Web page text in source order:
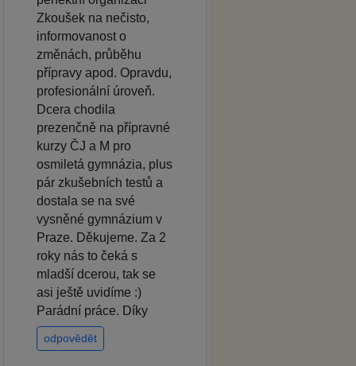
Zkoušek na nečisto,
informovanost o
změnách, průběhu
přípravy apod. Opravdu,
profesionální úroveň.
Dcera chodila
prezenčně na přípravné
kurzy ČJ a M pro
osmiletá gymnázia, plus
pár zkušebních testů a
dostala se na své
vysněné gymnázium v
Praze. Děkujeme. Za 2
roky nás to čeká s
mladší dcerou, tak se
asi ještě uvidíme :)
Parádní práce. Díky
odpovědět